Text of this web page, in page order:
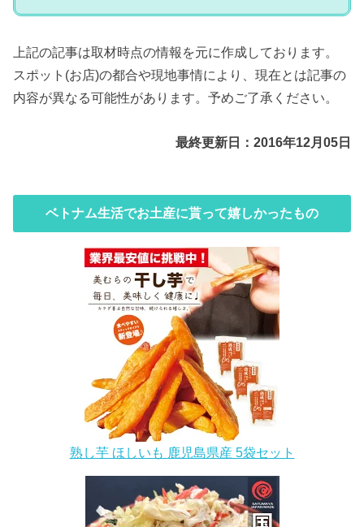
上記の記事は取材時点の情報を元に作成しております。
スポット(お店)の都合や現地事情により、現在とは記事の
内容が異なる可能性があります。予めご了承ください。
最終更新日：2016年12月05日
ベトナム生活でお土産に貰って嬉しかったもの
熟し芋 ほしいも 鹿児島県産 5袋セット